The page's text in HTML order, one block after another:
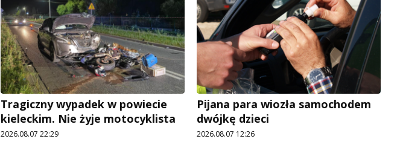
Tragiczny wypadek w powiecie
kieleckim. Nie żyje motocyklista
2026.08.07 22:29
Pijana para wiozła samochodem
dwójkę dzieci
2026.08.07 12:26